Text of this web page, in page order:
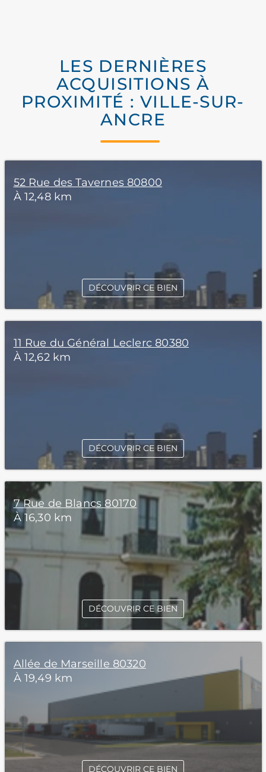
LES DERNIÈRES
ACQUISITIONS À
PROXIMITÉ : VILLE-SUR-
ANCRE
52 Rue des Tavernes 80800
À 12,48 km
DÉCOUVRIR CE BIEN
11 Rue du Général Leclerc 80380
À 12,62 km
DÉCOUVRIR CE BIEN
7 Rue de Blancs 80170
À 16,30 km
DÉCOUVRIR CE BIEN
Allée de Marseille 80320
À 19,49 km
DÉCOUVRIR CE BIEN